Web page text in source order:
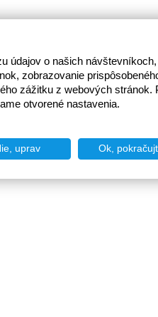
údajov o našich
zobrazovanie
zážitku z webových stránok.
otvorené nastavenia.
uprav Ok,